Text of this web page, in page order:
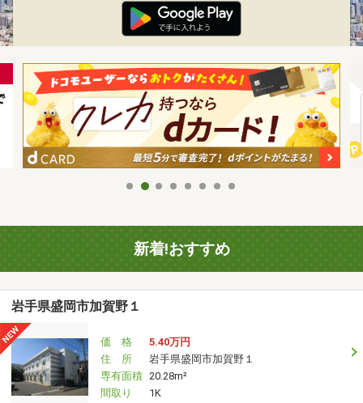
新着!おすすめ
岩手県盛岡市加賀野１
価 格
5.40万円
住 所
岩手県盛岡市加賀野１
専有面積 20.28m²
間取り
1K